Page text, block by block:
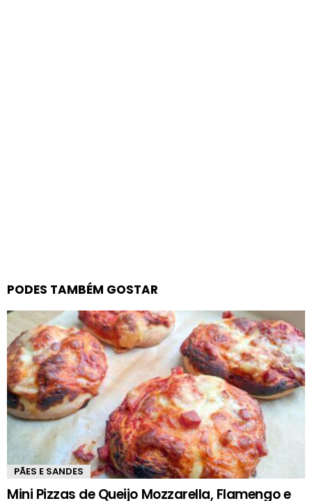
PODES TAMBÉM GOSTAR
PÃES E SANDES
Mini Pizzas de Queijo Mozzarella, Flamengo e